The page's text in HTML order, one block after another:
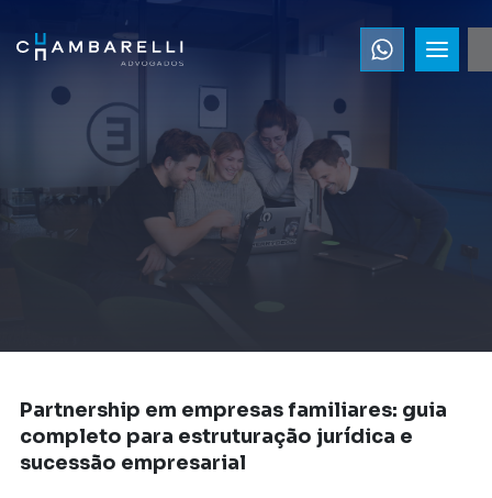
Partnership em empresas familiares: guia
completo para estruturação jurídica e
sucessão empresarial